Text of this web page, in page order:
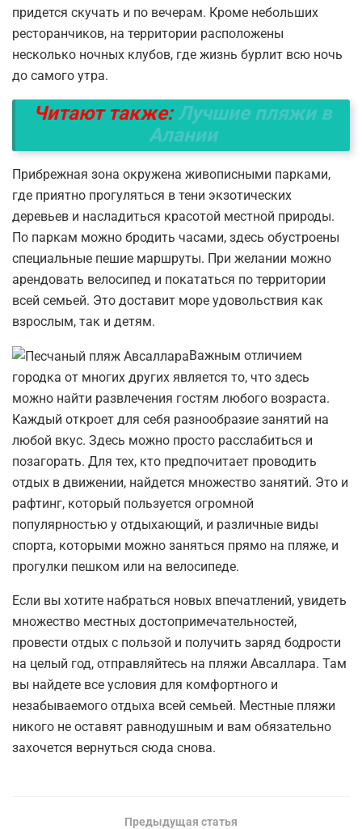
придется скучать и по вечерам. Кроме небольших
ресторанчиков, на территории расположены
несколько ночных клубов, где жизнь бурлит всю ночь
до самого утра.
Читают также: Лучшие пляжи в
Алании
Прибрежная зона окружена живописными парками,
где приятно прогуляться в тени экзотических
деревьев и насладиться красотой местной природы.
По паркам можно бродить часами, здесь обустроены
специальные пешие маршруты. При желании можно
арендовать велосипед и покататься по территории
всей семьей. Это доставит море удовольствия как
взрослым, так и детям.
Важным отличием
городка от многих других является то, что здесь
можно найти развлечения гостям любого возраста.
Каждый откроет для себя разнообразие занятий на
любой вкус. Здесь можно просто расслабиться и
позагорать. Для тех, кто предпочитает проводить
отдых в движении, найдется множество занятий. Это и
рафтинг, который пользуется огромной
популярностью у отдыхающий, и различные виды
спорта, которыми можно заняться прямо на пляже, и
прогулки пешком или на велосипеде.
Если вы хотите набраться новых впечатлений, увидеть
множество местных достопримечательностей,
провести отдых с пользой и получить заряд бодрости
на целый год, отправляйтесь на пляжи Авсаллара. Там
вы найдете все условия для комфортного и
незабываемого отдыха всей семьей. Местные пляжи
никого не оставят равнодушным и вам обязательно
захочется вернуться сюда снова.
Предыдущая статья